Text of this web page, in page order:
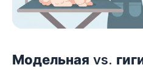
Модельная vs.